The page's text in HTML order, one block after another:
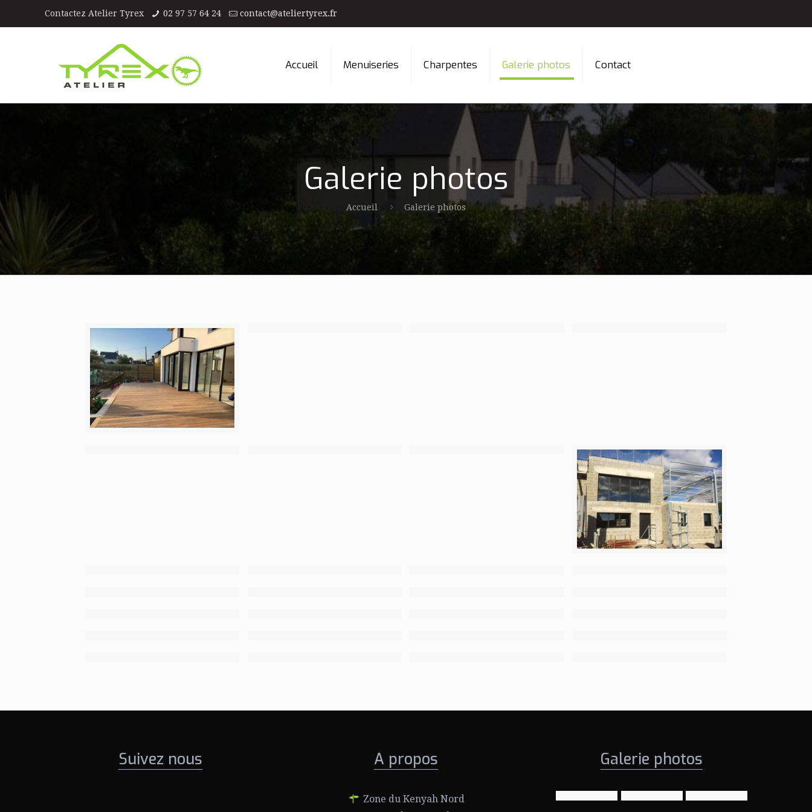
Contactez Atelier Tyrex 02 97 57 64 24 contact@ateliertyrex.fr
Accueil Menuiseries Charpentes Galerie photos Contact
Galerie photos
Accueil Galerie photos
Suivez nous A propos
Zone du Kenyah Nord
Galerie photos